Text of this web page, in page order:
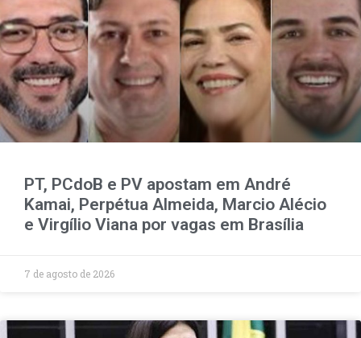
PT, PCdoB e PV apostam em André
Kamai, Perpétua Almeida, Marcio Alécio
e Virgílio Viana por vagas em Brasília
7 de agosto de 2026